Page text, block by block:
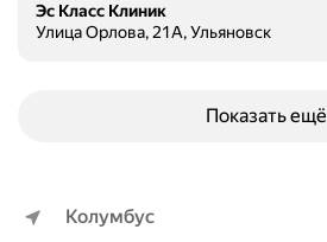
Эс Класс Клиник
Улица Орлова, 21А, Ульяновск
Показать ещё
Колумбус